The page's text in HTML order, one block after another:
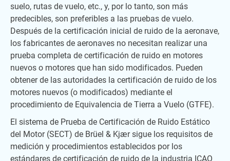
suelo, rutas de vuelo, etc., y, por lo tanto, son más
predecibles, son preferibles a las pruebas de vuelo.
Después de la certificación inicial de ruido de la aeronave,
los fabricantes de aeronaves no necesitan realizar una
prueba completa de certificación de ruido en motores
nuevos o motores que han sido modificados. Pueden
obtener de las autoridades la certificación de ruido de los
motores nuevos (o modificados) mediante el
procedimiento de Equivalencia de Tierra a Vuelo (GTFE).
El sistema de Prueba de Certificación de Ruido Estático
del Motor (SECT) de Brüel & Kjær sigue los requisitos de
medición y procedimientos establecidos por los
estándares de certificación de ruido de la industria ICAO